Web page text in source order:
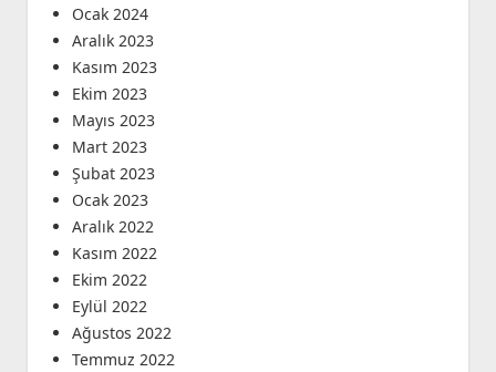
Ocak 2024
Aralık 2023
Kasım 2023
Ekim 2023
Mayıs 2023
Mart 2023
Şubat 2023
Ocak 2023
Aralık 2022
Kasım 2022
Ekim 2022
Eylül 2022
Ağustos 2022
Temmuz 2022